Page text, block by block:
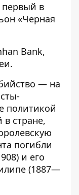
в
«Черная
Bank,
— на
политикой
стране,
погибли
и его
(1887—